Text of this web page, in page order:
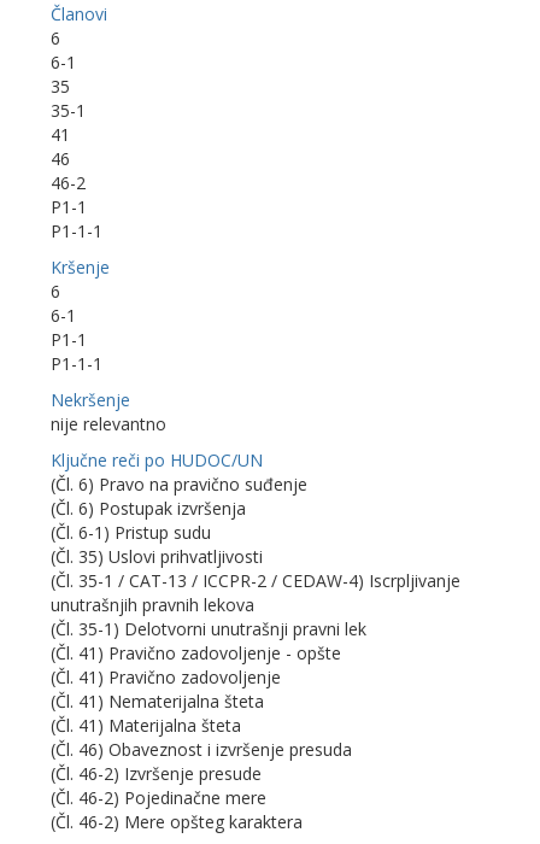
Članovi
6
6-1
35
35-1
41
46
46-2
P1-1
P1-1-1
Kršenje
6
6-1
P1-1
P1-1-1
Nekršenje
nije relevantno
Ključne reči po HUDOC/UN
(Čl. 6) Pravo na pravično suđenje
(Čl. 6) Postupak izvršenja
(Čl. 6-1) Pristup sudu
(Čl. 35) Uslovi prihvatljivosti
(Čl. 35-1 / CAT-13 / ICCPR-2 / CEDAW-4) Iscrpljivanje
unutrašnjih pravnih lekova
(Čl. 35-1) Delotvorni unutrašnji pravni lek
(Čl. 41) Pravično zadovoljenje - opšte
(Čl. 41) Pravično zadovoljenje
(Čl. 41) Nematerijalna šteta
(Čl. 41) Materijalna šteta
(Čl. 46) Obaveznost i izvršenje presuda
(Čl. 46-2) Izvršenje presude
(Čl. 46-2) Pojedinačne mere
(Čl. 46-2) Mere opšteg karaktera